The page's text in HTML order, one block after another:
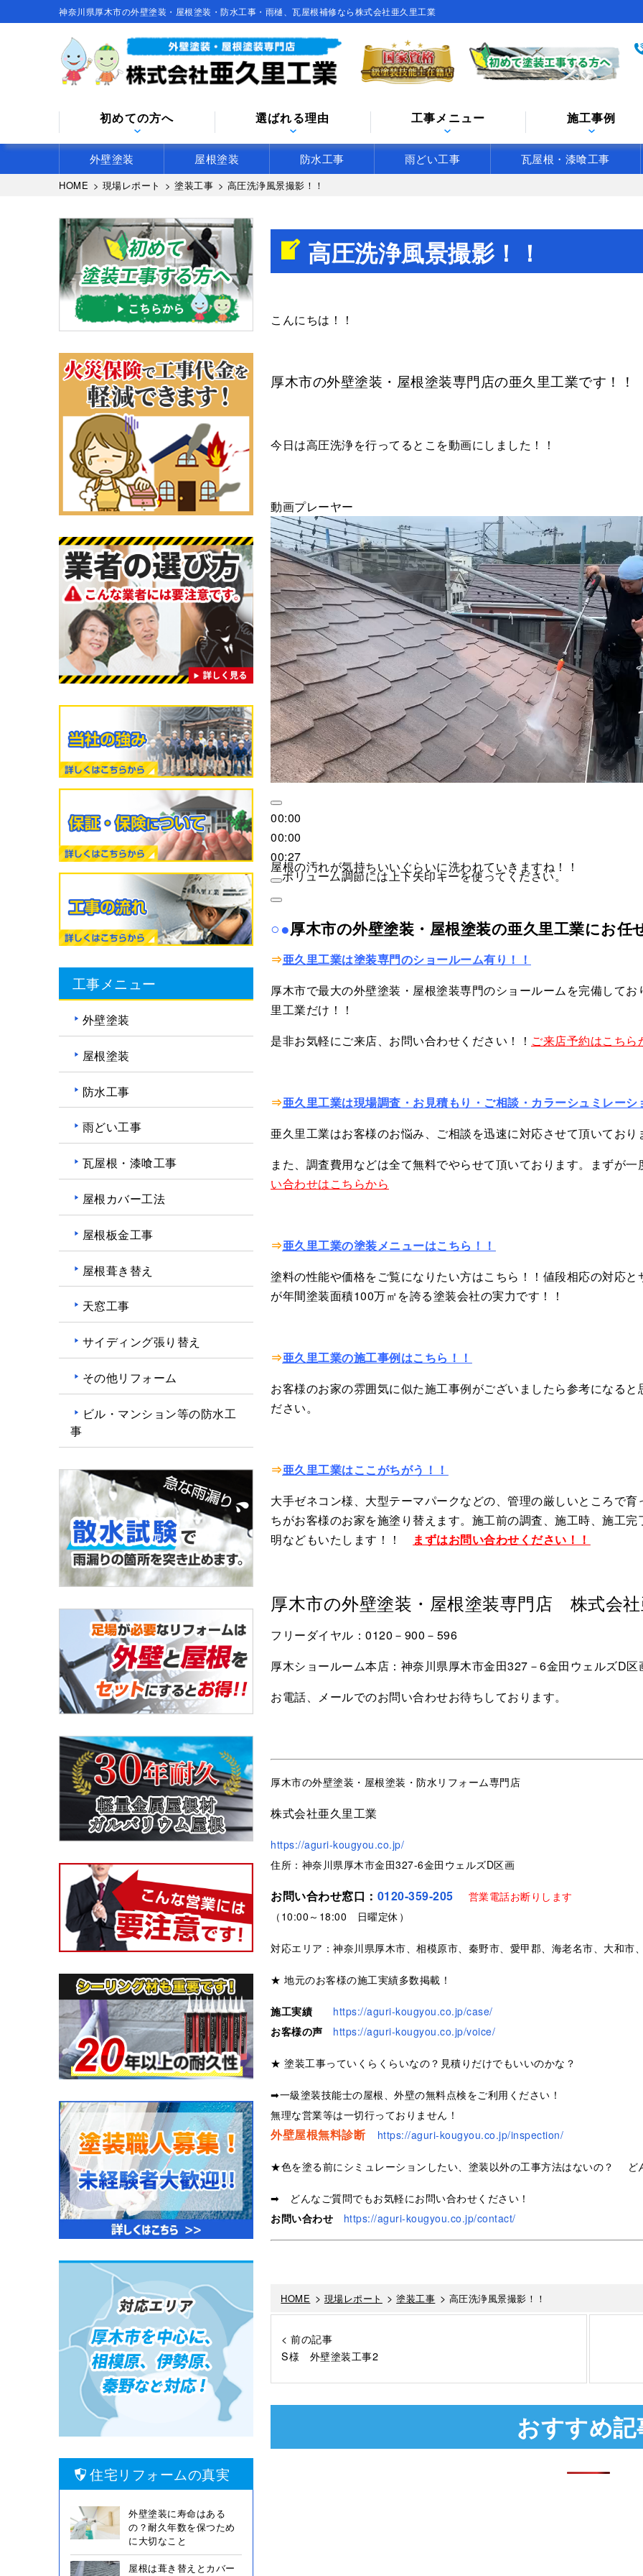
神奈川県厚木市の外壁塗装・屋根塗装・防水工事・雨樋、瓦屋根補修なら株式会社亜久里工業
初めての方へ 選ばれる理由 工事メニュー 施工事例
外壁塗装 屋根塗装 防水工事 雨どい工事 瓦屋根・漆喰工事
HOME > 現場レポート > 塗装工事 > 高圧洗浄風景撮影！！
高圧洗浄風景撮影！！
こんにちは！！
厚木市の外壁塗装・屋根塗装専門店の亜久里工業です！！
今日は高圧洗浄を行ってるとこを動画にしました！！
動画プレーヤー
00:00
00:00
00:27
ボリューム調節には上下矢印キーを使ってください。
屋根の汚れが気持ちいいぐらいに洗われていきますね！！
○●厚木市の外壁塗装・屋根塗装の亜久里工業にお任
⇒亜久里工業は塗装専門のショールーム有り！！
厚木市で最大の外壁塗装・屋根塗装専門のショールームを完備して
里工業だけ！！
是非お気軽にご来店、お問い合わせください！！ ご来店予約はこちら
⇒亜久里工業は現場調査・お見積もり・ご相談・カラーシュミレーシ
亜久里工業はお客様のお悩み、ご相談を迅速に対応させて頂いており
また、調査費用などは全て無料でやらせて頂いております。まずが
い合わせはこちらから
⇒亜久里工業の塗装メニューはこちら！！
塗料の性能や価格をご覧になりたい方はこちら！！値段相応の対応
が年間塗装面積100万㎡を誇る塗装会社の実力です！！
⇒亜久里工業の施工事例はこちら！！
お客様のお家の雰囲気に似た施工事例がございましたら参考になると
ださい。
⇒亜久里工業はここがちがう！！
大手ゼネコン様、大型テーマパークなどの、管理の厳しいところで
ちがお客様のお家を施塗り替えます。施工前の調査、施工時、施工
明などもいたします！！
まずはお問い合わせください！！
厚木市の外壁塗装・屋根塗装専門店 株式会
フリーダイヤル：0120－900－596
厚木ショールーム本店：神奈川県厚木市金田327－6金田ウェルズD区
お電話、メールでのお問い合わせお待ちしております。
厚木市の外壁塗装・屋根塗装・防水リフォーム専門店
株式会社亜久里工業
https://aguri-kougyou.co.jp/
住所：神奈川県厚木市金田327-6金田ウェルズD区画
お問い合わせ窓口： 0120-359-205
営業電話お断りします
（10:00～18:00 日曜定休）
対応エリア：神奈川県厚木市、相模原市、秦野市、愛甲郡、海老名市、大和市
★ 地元のお客様の施工実績多数掲載！
施工実績
https://aguri-kougyou.co.jp/case/
お客様の声
https://aguri-kougyou.co.jp/voice/
★ 塗装工事っていくらくらいなの？見積りだけでもいいのかな？
➡一級塗装技能士の屋根、外壁の無料点検をご利用ください！
無理な営業等は一切行っておりません！
外壁屋根無料診断 https://aguri-kougyou.co.jp/inspection/
★色を塗る前にシミュレーションしたい、塗装以外の工事方法はないの？
➡ どんなご質問でもお気軽にお問い合わせください！
お問い合わせ
https://aguri-kougyou.co.jp/contact/
HOME > 現場レポート >塗装工事 > 高圧洗浄風景撮影！！
< 前の記事
S様 外壁塗装工事2
おすすめ記
工事メニュー
外壁塗装
屋根塗装
防水工事
雨どい工事
瓦屋根・漆喰工事
屋根カバー工法
屋根板金工事
屋根葺き替え
天窓工事
サイディング張り替え
その他リフォーム
ビル・マンション等の防水工
事
住宅リフォームの真実
外壁塗装に寿命はある
の？耐久年数を保つため
に大切なこと
屋根は葺き替えとカバー